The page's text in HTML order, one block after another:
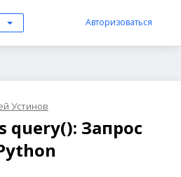
Авторизоваться
Устинов
query(): Запрос